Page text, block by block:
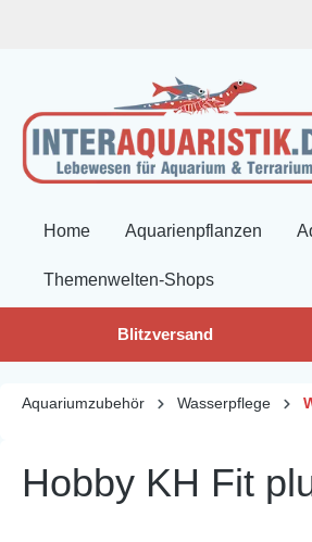
Home Aquarienpflanzen
Themenwelten-Shops
Blitzversand
Aquariumzubehör Wasserpflege
Hobby KH Fit